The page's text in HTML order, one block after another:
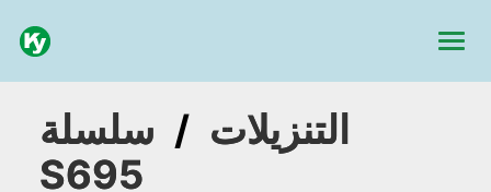
التنزيلات / سلسلة
S695